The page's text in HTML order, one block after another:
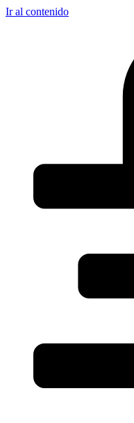
Ir al contenido